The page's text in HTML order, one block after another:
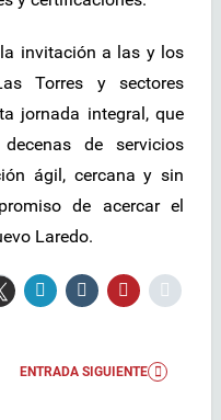
invitación a las y los
Torres y sectores
jornada integral, que
de servicios
ágil, cercana y sin
de acercar el
Laredo.
ENTRADA SIGUIENTE